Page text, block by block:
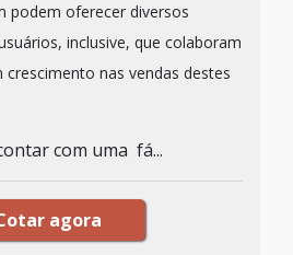
podem oferecer diversos
inclusive, que colaboram
nas vendas destes
com uma fá...
agora